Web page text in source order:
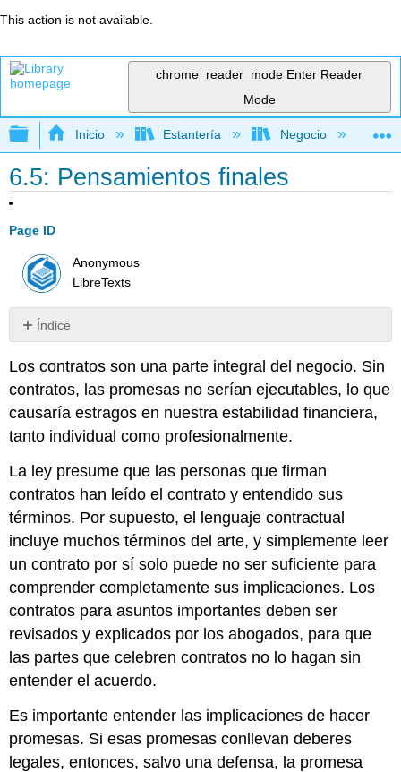
This action is not available.
chrome_reader_mode Enter Reader
Mode
Expandir/contraer jerarquía global
Inicio Estantería Negocio
6.5: Pensamientos finales
Page ID
Anonymous
LibreTexts
Índice
Sin
Los contratos son una parte integral del negocio. Sin
contratos, las promesas no serían ejecutables, lo que
causaría estragos en nuestra estabilidad financiera,
tanto individual como profesionalmente.
La ley presume que las personas que firman
contratos han leído el contrato y entendido sus
términos. Por supuesto, el lenguaje contractual
incluye muchos términos del arte, y simplemente leer
un contrato por sí solo puede no ser suficiente para
comprender completamente sus implicaciones. Los
contratos para asuntos importantes deben ser
revisados y explicados por los abogados, para que
las partes que celebren contratos no lo hagan sin
entender el acuerdo.
Es importante entender las implicaciones de hacer
promesas. Si esas promesas conllevan deberes
legales, entonces, salvo una defensa, la promesa